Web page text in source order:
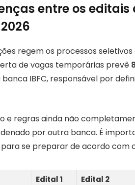
entre os editais
regem os processos seletivos
de vagas temporárias prevê
IBFC, responsável por
e regras ainda não
por outra banca. É
se preparar de acordo com
Edital 1
Edital 2